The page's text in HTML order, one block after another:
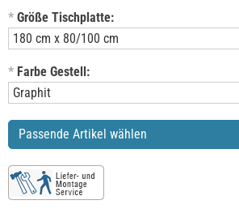
* Größe Tischplatte:
* Farbe Gestell:
Passende Artikel wählen